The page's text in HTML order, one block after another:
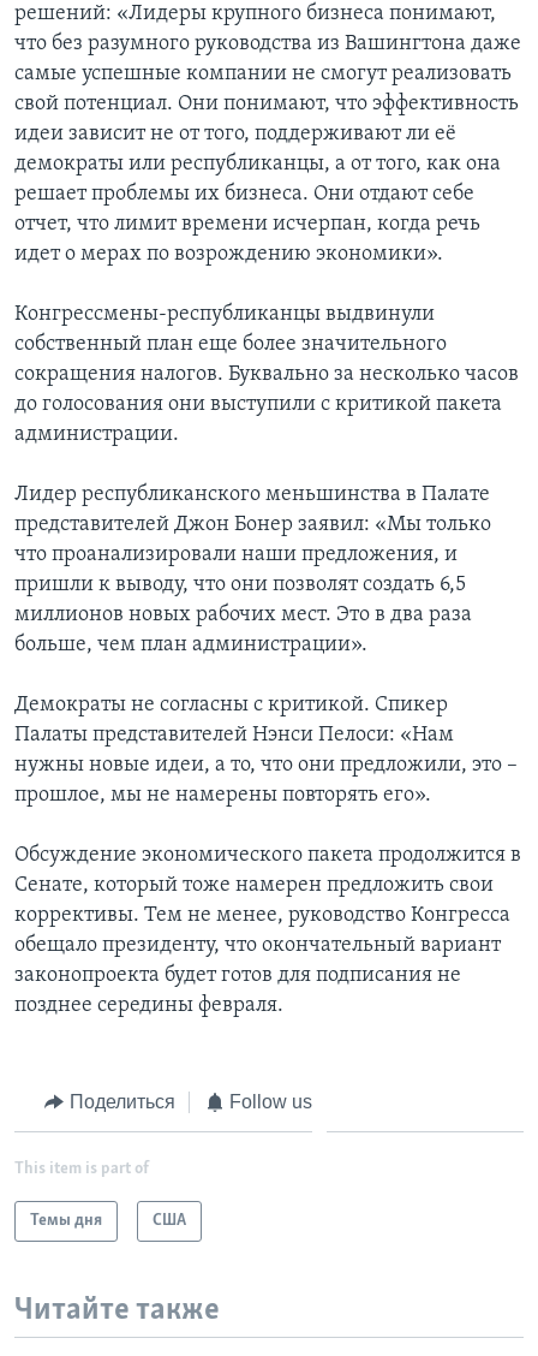
решений: «Лидеры крупного бизнеса понимают,
что без разумного руководства из Вашингтона даже
самые успешные компании не смогут реализовать
свой потенциал. Они понимают, что эффективность
идеи зависит не от того, поддерживают ли её
демократы или республиканцы, а от того, как она
решает проблемы их бизнеса. Они отдают себе
отчет, что лимит времени исчерпан, когда речь
идет о мерах по возрождению экономики».
Конгрессмены-республиканцы выдвинули
собственный план еще более значительного
сокращения налогов. Буквально за несколько часов
до голосования они выступили с критикой пакета
администрации.
Лидер республиканского меньшинства в Палате
представителей Джон Бонер заявил: «Мы только
что проанализировали наши предложения, и
пришли к выводу, что они позволят создать 6,5
миллионов новых рабочих мест. Это в два раза
больше, чем план администрации».
Демократы не согласны с критикой. Спикер
Палаты представителей Нэнси Пелоси: «Нам
нужны новые идеи, а то, что они предложили, это –
прошлое, мы не намерены повторять его».
Обсуждение экономического пакета продолжится в
Сенате, который тоже намерен предложить свои
коррективы. Тем не менее, руководство Конгресса
обещало президенту, что окончательный вариант
законопроекта будет готов для подписания не
позднее середины февраля.
Поделиться Follow us
This item is part of
Темы дня США
Читайте также